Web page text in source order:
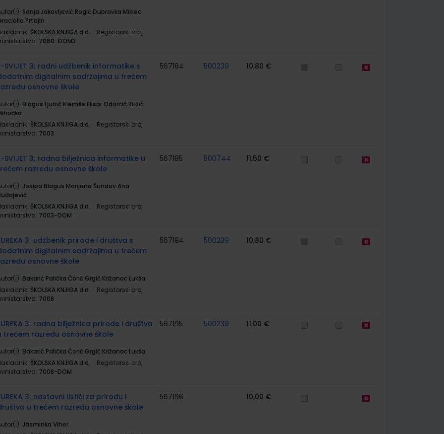
Sanja Jakovljević Rogić Dubravka Miklec
Prtajin
ŠKOLSKA KNJIGA d.d.
Registarski broj
7060-DOM3
SVIJET 3; radni udžbenik informatike s
digitalnim sadržajima u trećem
osnovne škole
Blagus Ljubić Klemše Flisar Odorčić Ružić
ŠKOLSKA KNJIGA d.d.
Registarski broj
7003
567184 500239 10,80 €
SVIJET 3; radna bilježnica informatike u
razredu osnovne škole
Josipa Blagus Marijana Šundov Ana
ŠKOLSKA KNJIGA d.d.
Registarski broj
7003-DOM
567185 500744 11,50 €
3; udžbenik prirode i društva s
digitalnim sadržajima u trećem
osnovne škole
Bakarić Palička Ćorić Grgić Križanac Lukša
ŠKOLSKA KNJIGA d.d.
Registarski broj
7008
567194 500239 10,80 €
3; radna bilježnica prirode i društva
trećem razredu osnovne škole
Bakarić Palička Ćorić Grgić Križanac Lukša
ŠKOLSKA KNJIGA d.d.
Registarski broj
7008-DOM
567195 500239 11,00 €
3; nastavni listići za prirodu i
u trećem razredu osnovne škole
Jasminka Viher
567196 10,00 €